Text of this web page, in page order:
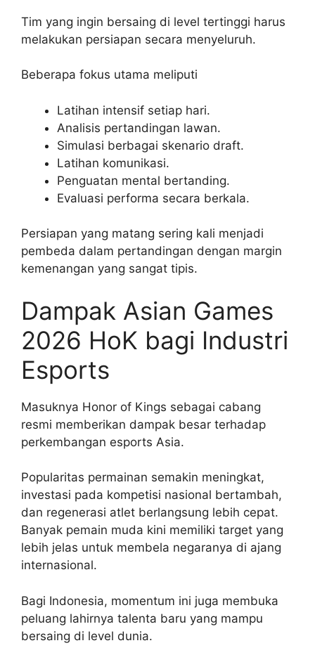
Tim yang ingin bersaing di level tertinggi harus
melakukan persiapan secara menyeluruh.
Beberapa fokus utama meliputi
Latihan intensif setiap hari.
Analisis pertandingan lawan.
Simulasi berbagai skenario draft.
Latihan komunikasi.
Penguatan mental bertanding.
Evaluasi performa secara berkala.
Persiapan yang matang sering kali menjadi
pembeda dalam pertandingan dengan margin
kemenangan yang sangat tipis.
Dampak Asian Games
2026 HoK bagi Industri
Esports
Masuknya Honor of Kings sebagai cabang
resmi memberikan dampak besar terhadap
perkembangan esports Asia.
Popularitas permainan semakin meningkat,
investasi pada kompetisi nasional bertambah,
dan regenerasi atlet berlangsung lebih cepat.
Banyak pemain muda kini memiliki target yang
lebih jelas untuk membela negaranya di ajang
internasional.
Bagi Indonesia, momentum ini juga membuka
peluang lahirnya talenta baru yang mampu
bersaing di level dunia.